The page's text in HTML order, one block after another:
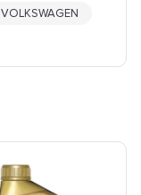
VOLKSWAGEN